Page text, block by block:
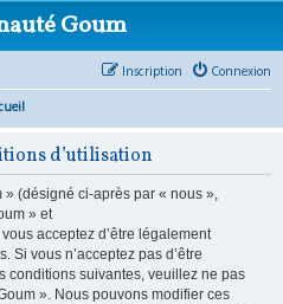
Goum
Connexion
Inscription
d’utilisation
» (désigné ci-après par « nous »,
» et
acceptez d’être légalement
Si vous n’acceptez pas d’être
conditions suivantes, veuillez ne pas
». Nous pouvons modifier ces